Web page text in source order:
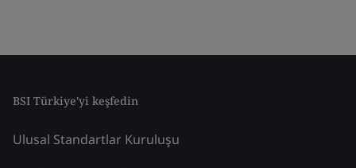
BSI Türkiye'yi keşfedin
Ulusal Standartlar Kuruluşu